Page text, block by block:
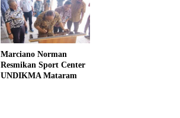
Marciano Norman
Resmikan Sport Center
UNDIKMA Mataram